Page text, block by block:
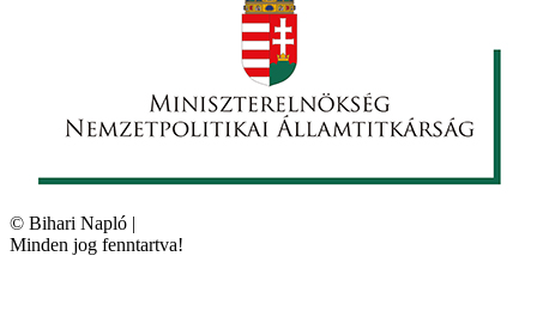
© Bihari Napló |
Minden jog fenntartva!